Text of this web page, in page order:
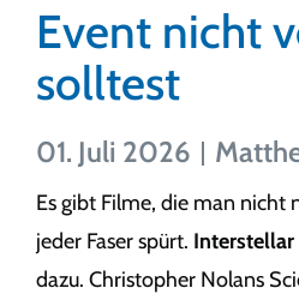
Event nicht
solltest
01. Juli 2026
Es gibt Filme, die man nicht
jeder Faser spürt. Interstellar
dazu. Christopher Nolans